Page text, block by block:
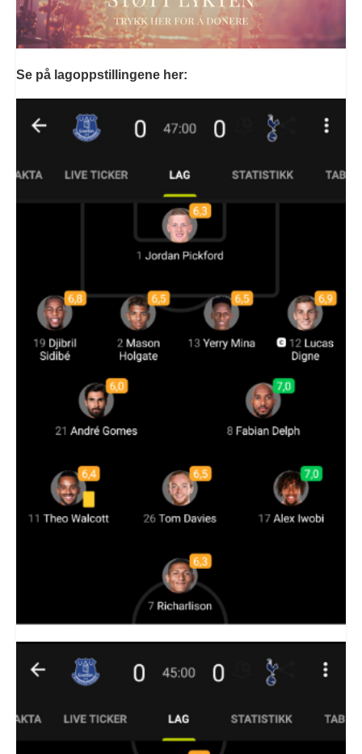
Se på lagoppstillingene her: